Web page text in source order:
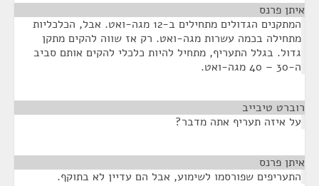
איתן פרנס
המתקנים הגדולים מתחילים ב-12 מגה-ואט. אבל, הכלכליות
מתחילה בכמה עשרות מגה-ואט. רק אז שווה להקים מתקן
גדול. בגלל התעריף, מתחיל להיות כלכלי להקים אותם סביב
ה-30 – 40 מגה-ואט.
רוברט טיבייב
על איזה תעריף אתה מדבר?
איתן פרנס
התעריפים שפורסמו לשימוע, אבל הם עדיין לא בתוקף.